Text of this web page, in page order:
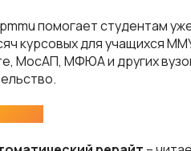
помогает студентам
курсовых для учащихся
МосАП, МФЮА и других